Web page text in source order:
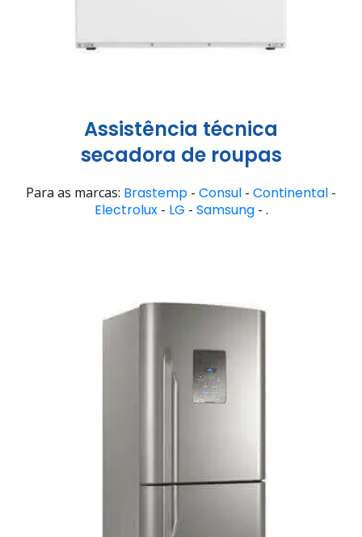
Assistência técnica
secadora de roupas
Para as marcas: Brastemp - Consul - Continental -
Electrolux- LG - Samsung- .